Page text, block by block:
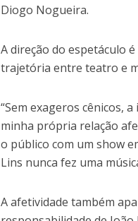
Diogo Nogueira.
A direção do espetáculo
trajetória entre teatro e
“Sem exageros cênicos,
minha própria relação
o público com um show
Lins nunca fez uma
A afetividade também